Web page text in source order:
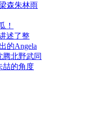
森朱林雨
！
述了整
的Angela
腾北野武同
喆的角度